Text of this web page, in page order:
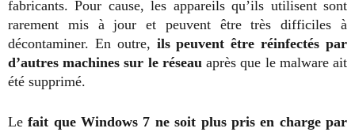
fabricants. Pour cause, les appareils qu’ils utilisent sont
rarement mis à jour et peuvent être très difficiles à
décontaminer. En outre, ils peuvent être réinfectés par
d’autres machines sur le réseauaprès que le malware ait
été supprimé.
Lefait que Windows 7 ne soit plus pris en charge par